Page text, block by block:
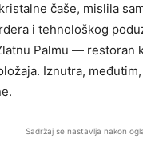
čaše, mislila
i tehnološkog
Palmu — restoran
Iznutra,
Sadržaj se nastavlja nakon